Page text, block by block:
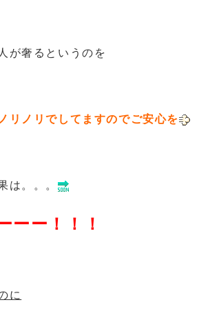
が奢るというのを
リノリでしてますのでご安心を
。。。
ーー！！！
に